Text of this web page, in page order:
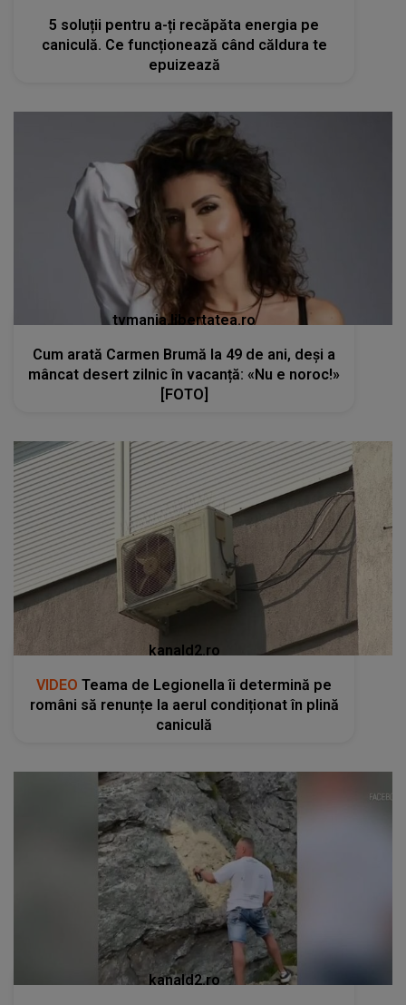
5 soluții pentru a-ți recăpăta energia pe
caniculă. Ce funcționează când căldura te
epuizează
tvmania.libertatea.ro
Cum arată Carmen Brumă la 49 de ani, deși a
mâncat desert zilnic în vacanță: «Nu e noroc!»
[FOTO]
kanald2.ro
VIDEO Teama de Legionella îi determină pe
români să renunțe la aerul condiționat în plină
caniculă
kanald2.ro